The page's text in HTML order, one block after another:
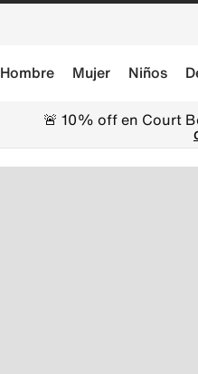
Hombre Mujer Niños
🚨 10% off en Court